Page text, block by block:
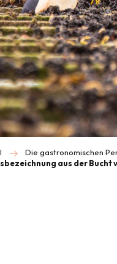
Die gastronomischen
aus der Bucht